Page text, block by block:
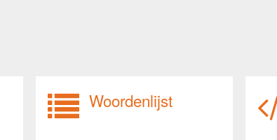
Woordenlijst